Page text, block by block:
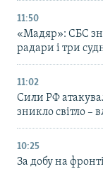
11:50
«Мадяр»: СБС
радари і три
11:02
Сили РФ
зникло світло –
10:25
За добу на